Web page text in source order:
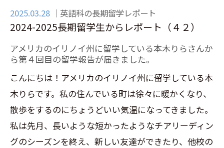
2025.03.28 英語科の長期留学レポート
2024-2025長期留学生からレポート（４２）
アメリカのイリノイ州に留学している本木りらさんか
ら第４回目の留学報告が届きました。
こんにちは！アメリカのイリノイ州に留学している本
木りらです。私の住んでいる町は徐々に暖かくなり、
散歩をするのにちょうどいい気温になってきました。
私は先月、長いような短かったようなチアリーディン
グのシーズンを終え、新しい友達ができたり、他校の